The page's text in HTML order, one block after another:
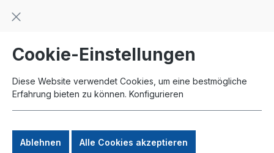
springen
Zahlung per Paypal
Cookie-Einstellungen
Diese Website verwendet Cookies, um eine bestmögliche
Erfahrung bieten zu können. Konfigurieren
Ablehnen
Alle Cookies akzeptieren